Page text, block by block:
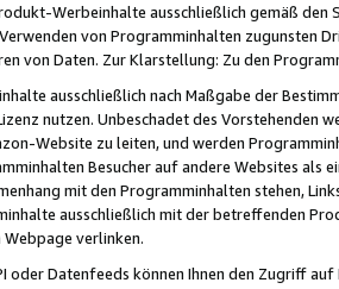
Werbeinhalte ausschließlich gemäß
von Programminhalten zugunsten
von Daten. Zur Klarstellung: Zu den
ausschließlich nach Maßgabe der
nutzen. Unbeschadet des Vorstehenden
Website zu leiten, und werden
Besucher auf andere Websites als
mit den Programminhalten stehen,
ausschließlich mit der betreffenden
verlinken.
oder Datenfeeds können Ihnen den Zugriff